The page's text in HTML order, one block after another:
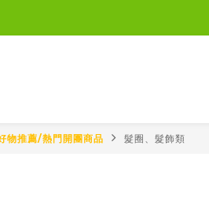
物推薦/熱門開團商品 髮圈、髮飾類